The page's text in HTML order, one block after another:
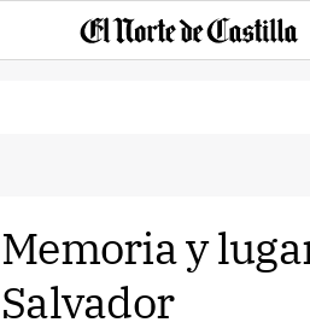
Memoria y
Salvador